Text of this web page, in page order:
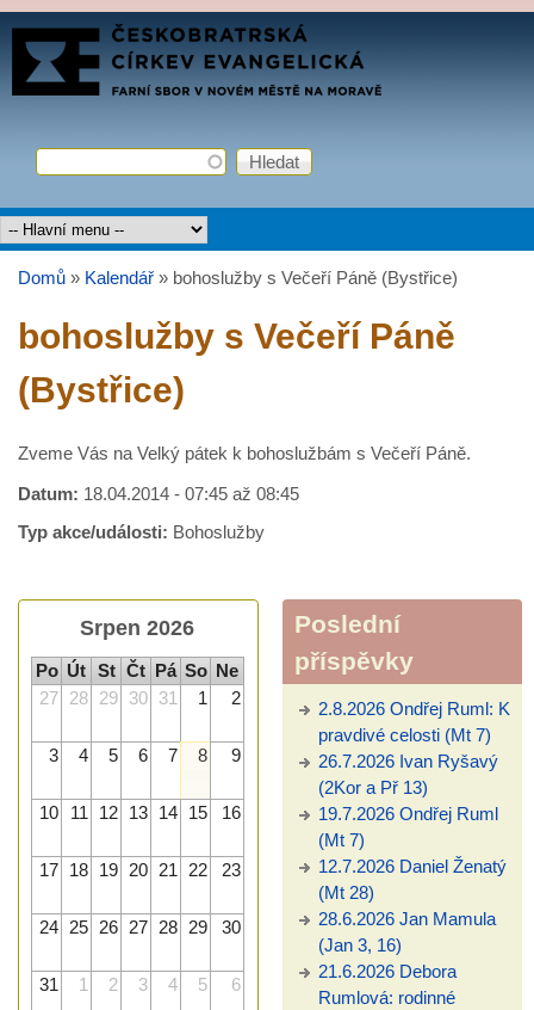
Přejít k hlavnímu obsahu
FARNÍ
SBOR
Vyhledávání
Hledat
Hlavní menu
Domů » Kalendář » bohoslužby s Večeří Páně (Bystřice)
bohoslužby s Večeří Páně
(Bystřice)
Zveme Vás na Velký pátek k bohoslužbám s Večeří Páně.
Datum: 18.04.2014 - 07:45 až 08:45
Typ akce/události: Bohoslužby
Srpen 2026
Po Út St Čt Pá So Ne
27 28 29 30 31 1 2
3 4 5 6 7 8 9
10 11 12 13 14 15 16
17 18 19 20 21 22 23
24 25 26 27 28 29 30
31 1 2 3 4 5 6
Poslední
příspěvky
2.8.2026 Ondřej Ruml: K
pravdivé celosti (Mt 7)
26.7.2026 Ivan Ryšavý
(2Kor a Př 13)
19.7.2026 Ondřej Ruml
(Mt 7)
12.7.2026 Daniel Ženatý
(Mt 28)
28.6.2026 Jan Mamula
(Jan 3, 16)
21.6.2026 Debora
Rumlová: rodinné